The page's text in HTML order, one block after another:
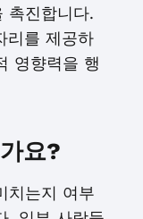
촉진합니다.
리를 제공하
영향력을 행
요?
치는지 여부